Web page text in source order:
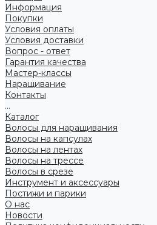
Информация
Покупки
Условия оплаты
Условия доставки
Вопрос - ответ
Гарантия качества
Мастер-классы
Наращивание
Контакты
...
Каталог
Волосы для наращивания
Волосы на капсулах
Волосы на лентах
Волосы на трессе
Волосы в срезе
Инструмент и аксессуары
Постижи и парики
О нас
Новости